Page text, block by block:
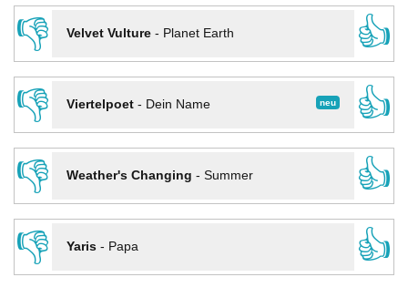
👎
Velvet Vulture- Planet Earth
👍
👎
neu
Viertelpoet- Dein Name
👍
👎
Weather's Changing - Summer
👍
👎
Yaris- Papa 👍